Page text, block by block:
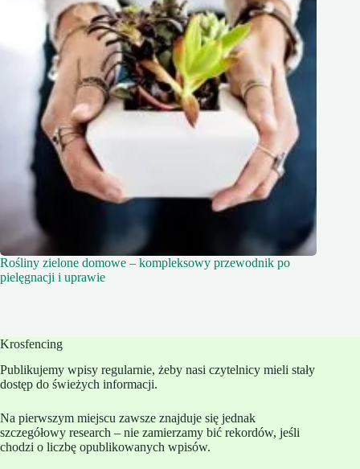
Rośliny zielone domowe – kompleksowy przewodnik po
pielęgnacji i uprawie
Krosfencing
Publikujemy wpisy regularnie, żeby nasi czytelnicy mieli stały
dostęp do świeżych informacji.
Na pierwszym miejscu zawsze znajduje się jednak
szczegółowy research – nie zamierzamy bić rekordów, jeśli
chodzi o liczbę opublikowanych wpisów.